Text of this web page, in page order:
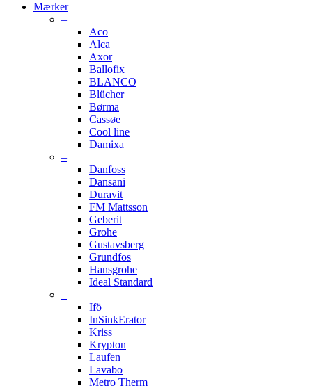
Mærker
–
Aco
Alca
Axor
Ballofix
BLANCO
Blücher
Børma
Cassøe
Cool line
Damixa
–
Danfoss
Dansani
Duravit
FM Mattsson
Geberit
Grohe
Gustavsberg
Grundfos
Hansgrohe
Ideal Standard
–
Ifö
InSinkErator
Kriss
Krypton
Laufen
Lavabo
Metro Therm